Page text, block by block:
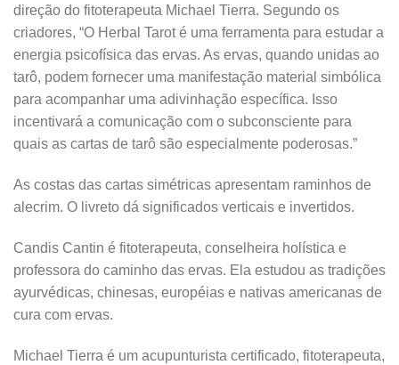
direção do fitoterapeuta Michael Tierra. Segundo os
criadores, “O Herbal Tarot é uma ferramenta para estudar a
energia psicofísica das ervas. As ervas, quando unidas ao
tarô, podem fornecer uma manifestação material simbólica
para acompanhar uma adivinhação específica. Isso
incentivará a comunicação com o subconsciente para
quais as cartas de tarô são especialmente poderosas.”
As costas das cartas simétricas apresentam raminhos de
alecrim. O livreto dá significados verticais e invertidos.
Candis Cantin é fitoterapeuta, conselheira holística e
professora do caminho das ervas. Ela estudou as tradições
ayurvédicas, chinesas, européias e nativas americanas de
cura com ervas.
Michael Tierra é um acupunturista certificado, fitoterapeuta,